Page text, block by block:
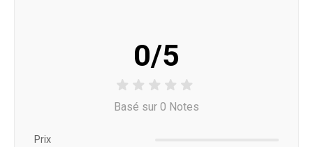
0/5
Basé sur 0 Notes
Prix ​​